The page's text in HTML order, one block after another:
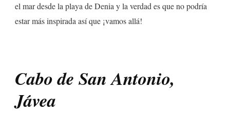
el mar desde la playa de Denia y la verdad es que no podría
estar más inspirada así que ¡vamos allá!
Cabo de San Antonio,
Jávea